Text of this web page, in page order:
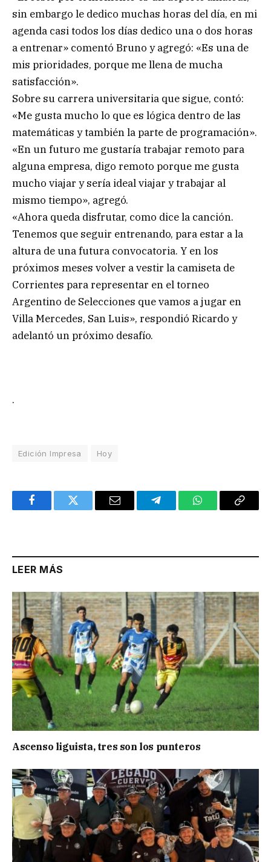
sin embargo le dedico muchas horas del día, en mi
agenda casi todos los días dedico una o dos horas
a entrenar» comentó Bruno y agregó: «Es una de
mis prioridades, porque me llena de mucha
satisfacción».
Sobre su carrera universitaria que sigue, contó:
«Me gusta mucho lo que es lógica dentro de las
matemáticas y también la parte de programación».
«En un futuro me gustaría trabajar remoto para
alguna empresa, digo remoto porque me gusta
mucho viajar y sería ideal viajar y trabajar al
mismo tiempo», agregó.
«Ahora queda disfrutar, como dice la canción.
Tenemos que seguir entrenando, para estar a la
altura de una futura convocatoria. Y en los
próximos meses volver a vestir la camiseta de
Corrientes para representar en el torneo
Argentino de Selecciones que vamos a jugar en
Villa Mercedes, San Luis», respondió Ricardo y
adelantó un próximo desafío.
.
Edición Impresa Hoy
FacebookTwitter Email TelegramWhatsAppCopy
LEER MÁS
Ascenso liguista, tres son los punteros